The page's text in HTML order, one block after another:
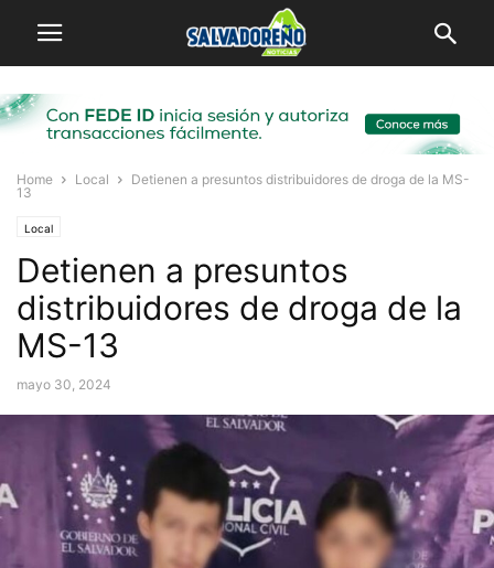
Home Local
Detienen a presuntos distribuidores de droga de la MS-
13
Local
Detienen a presuntos
distribuidores de droga de la
MS-13
mayo 30, 2024